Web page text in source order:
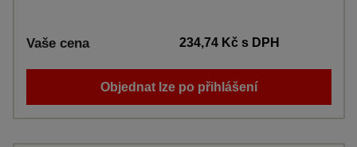
Vaše cena 234,74 Kčs DPH
Objednat lze po přihlášení